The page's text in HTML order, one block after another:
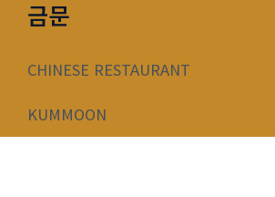
너
금문
CHINESE RESTAURANT
KUMMOON